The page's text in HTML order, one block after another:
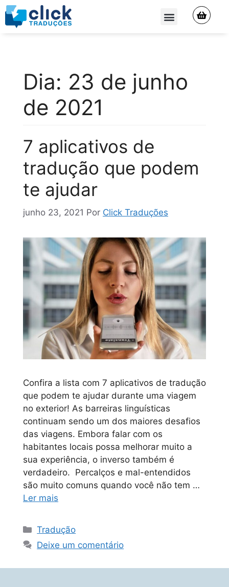
Dia: 23 de junho
de 2021
7 aplicativos de
tradução que podem
te ajudar
junho 23, 2021 Por Click Traduções
Confira a lista com 7 aplicativos de tradução
que podem te ajudar durante uma viagem
no exterior! As barreiras linguísticas
continuam sendo um dos maiores desafios
das viagens. Embora falar com os
habitantes locais possa melhorar muito a
sua experiência, o inverso também é
verdadeiro. Percalços e mal-entendidos
são muito comuns quando você não tem …
Ler mais
Tradução
Deixe um comentário